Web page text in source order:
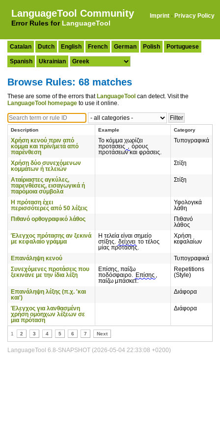
LanguageTool Community
Error Rules for LanguageTool
Imprint · Privacy Policy
Catalan Dutch English French German Polish Portuguese
Spanish Ukrainian
Browse Rules: 68 matches
These are some of the errors that LanguageTool can detect. Visit the
LanguageTool homepage to use it online.
Description Example Category
Χρήση κενού πριν από
κόμμα και πρίν/μετά από
παρένθεση
Το κόμμα χωρίζει
προτάσεις , όρους
προτάσεων και φράσεις.
Τυπογραφικά
Χρήση δύο συνεχόμενων
κομμάτων ή τελειών
Στίξη
Αταίριαστες αγκύλες,
παρενθέσεις, εισαγωγικά ή
παρόμοια σύμβολα
Στίξη
Η πρόταση έχει
περισσότερες από 50 λέξεις
Υφολογικά
λάθη
Πιθανό ορθογραφικό λάθος
Πιθανό
λάθος
Έλεγχος πρότασης αν ξεκινά
με κεφαλαίο γράμμα
Η τελεία είναι σημείο
στίξης. δείχνει το τέλος
μίας πρότασης.
Χρήση
κεφαλαίων
Επανάληψη κενού
Τυπογραφικά
Συνεχόμενες προτάσεις που
ξεκινάνε με την ίδια λέξη
Επίσης, παίζω
ποδόσφαιρο. Επίσης ,
παίζω μπάσκετ.
Repetitions
(Style)
Επανάληψη λέξης (π.χ. 'και
και')
Διάφορα
Έλεγχος για λανθασμένη
χρήση ομόηχων λέξεων σε
μια πρόταση
Διάφορα
1 2 3 4 5 6 7 Next
LanguageTool 6.8-SNAPSHOT (2026-05-04 22:33:08 +0200)